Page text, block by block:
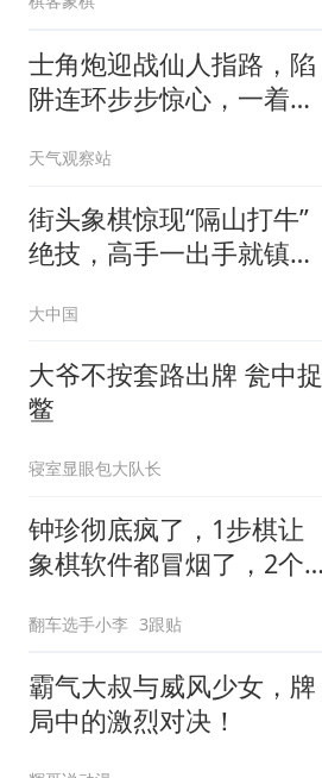
士角炮迎战仙人指路，陷
阱连环步步惊心，一着不
天气观察站
街头象棋惊现“隔山打牛”
绝技，高手一出手就镇住
大中国
大爷不按套路出牌 瓮中捉
鳖
寝室显眼包大队长
钟珍彻底疯了，1步棋让
象棋软件都冒烟了，2个
翻车选手小李 3跟贴
霸气大叔与威风少女，牌
局中的激烈对决！